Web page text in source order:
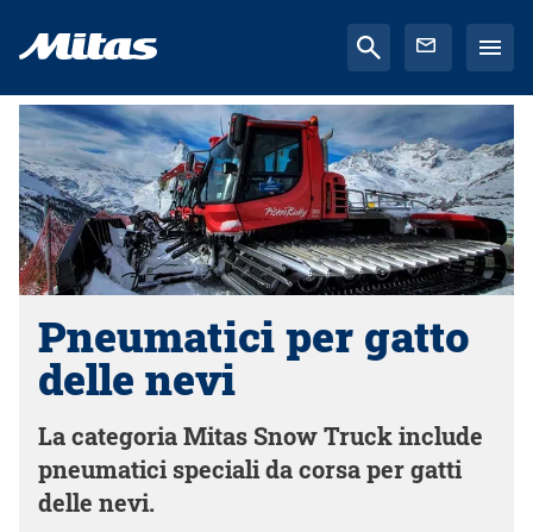
Pneumatici per gatto
delle nevi
La categoria Mitas Snow Truck include
pneumatici speciali da corsa per gatti
delle nevi.